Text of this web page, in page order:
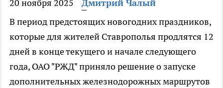
20 ноября 2025
Дмитрий Чалый
В период предстоящих новогодних праздников,
которые для жителей Ставрополья продлятся 12
дней в конце текущего и начале следующего
года, ОАО "РЖД" приняло решение о запуске
дополнительных железнодорожных маршрутов